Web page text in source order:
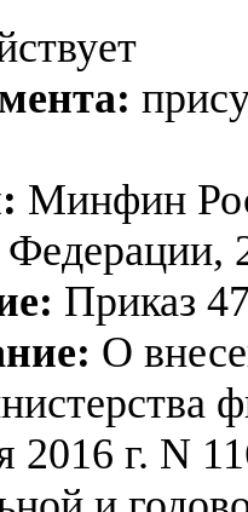
Минфин
Федерации,
Приказ
О
2016 г. N